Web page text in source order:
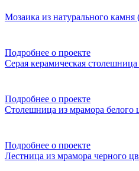
Мозаика из натурального камня
Подробнее о проекте
Серая керамическая
Подробнее о проекте
Столешница из мрамора белого
Подробнее о проекте
Лестница из мрамора черного